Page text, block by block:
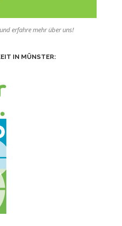
erfahre mehr über uns!
IN MÜNSTER: